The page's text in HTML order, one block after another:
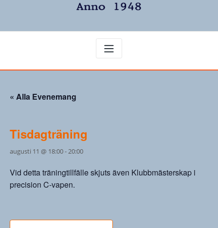
« Alla Evenemang
Tisdagträning
augusti 11 @ 18:00-20:00
Vid detta träningtillfälle skjuts även Klubbmästerskap i
precision C-vapen.